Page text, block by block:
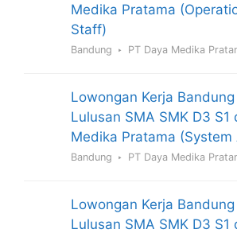
Medika Pratama
Staff)
Bandung PT Daya Medika
Lowongan Kerja
Lulusan SMA SMK D3 S1
Medika Pratama (System
Bandung PT Daya Medika
Lowongan Kerja
Lulusan SMA SMK D3 S1